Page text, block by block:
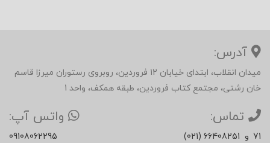
آدرس:
میدان انقلاب، ابتدای خیابان 12 فروردین، روبروی رستوران میرزا قاسم
خان رشتی، مجتمع کتاب فروردین، طبقه همکف، واحد 1
تماس:
(021) 66408251 و 71
واتس آپ:
09108062295